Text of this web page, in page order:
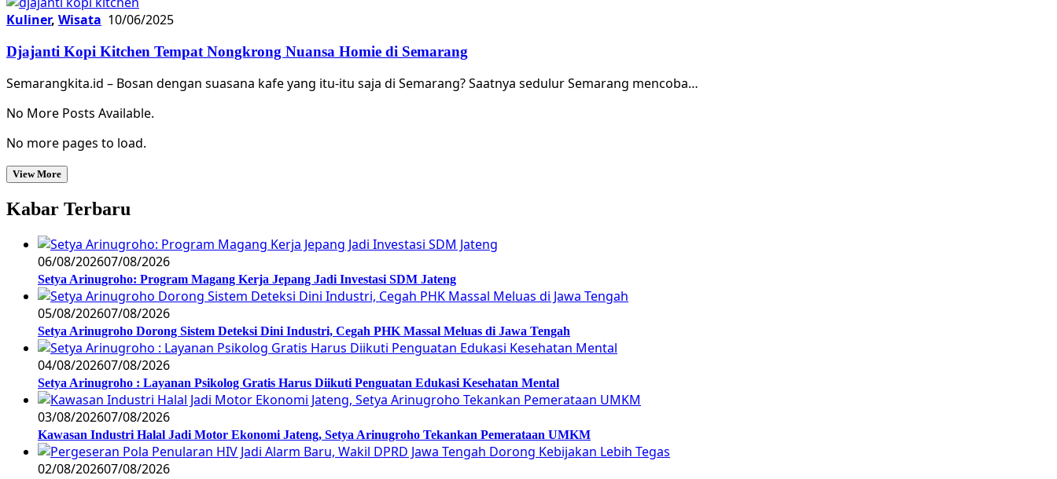
Kuliner, Wisata 10/06/2025
Djajanti Kopi Kitchen Tempat Nongkrong Nuansa Homie di Semarang
Semarangkita.id – Bosan dengan suasana kafe yang itu-itu saja di Semarang? Saatnya sedulur Semarang mencoba…
No More Posts Available.
No more pages to load.
View More
Kabar Terbaru
06/08/202607/08/2026
Setya Arinugroho: Program Magang Kerja Jepang Jadi Investasi SDM Jateng
05/08/202607/08/2026
Setya Arinugroho Dorong Sistem Deteksi Dini Industri, Cegah PHK Massal Meluas di Jawa Tengah
04/08/202607/08/2026
Setya Arinugroho : Layanan Psikolog Gratis Harus Diikuti Penguatan Edukasi Kesehatan Mental
03/08/202607/08/2026
Kawasan Industri Halal Jadi Motor Ekonomi Jateng, Setya Arinugroho Tekankan Pemerataan UMKM
02/08/202607/08/2026